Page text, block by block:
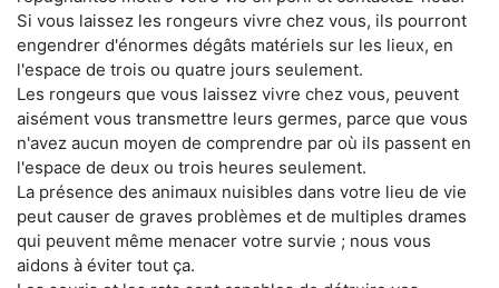
Si vous laissez les rongeurs vivre chez vous, ils pourront
engendrer d'énormes dégâts matériels sur les lieux, en
l'espace de trois ou quatre jours seulement.
Les rongeurs que vous laissez vivre chez vous, peuvent
aisément vous transmettre leurs germes, parce que vous
n'avez aucun moyen de comprendre par où ils passent en
l'espace de deux ou trois heures seulement.
La présence des animaux nuisibles dans votre lieu de vie
peut causer de graves problèmes et de multiples drames
qui peuvent même menacer votre survie ; nous vous
aidons à éviter tout ça.